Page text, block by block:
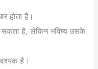
होता है।
सकता है, लेकिन भविष्य उसके
है।